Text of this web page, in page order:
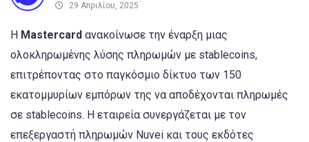
29 Απριλίου, 2025
Η Mastercard ανακοίνωσε την έναρξη μιας
ολοκληρωμένης λύσης πληρωμών με stablecoins,
επιτρέποντας στο παγκόσμιο δίκτυο των 150
εκατομμυρίων εμπόρων της να αποδέχονται πληρωμές
σε stablecoins. Η εταιρεία συνεργάζεται με τον
επεξεργαστή πληρωμών Nuvei και τους εκδότες